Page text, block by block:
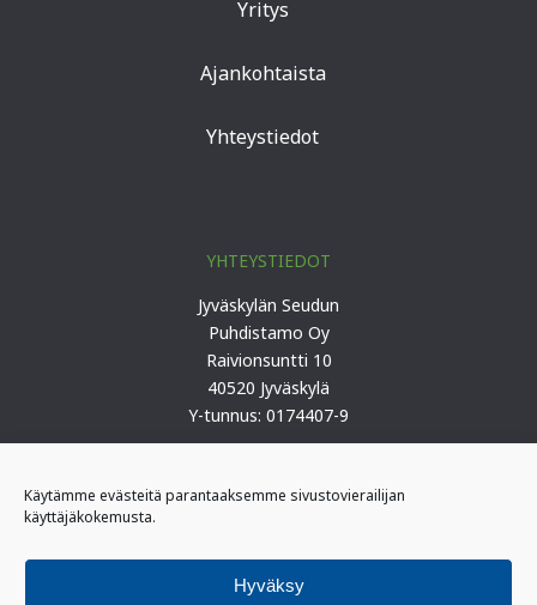
Käytämme evästeitä parantaaksemme sivustovierailijan
käyttäjäkokemusta.
Hyväksy
Yritys
Ajankohtaista
Yhteystiedot
YHTEYSTIEDOT
Jyväskylän Seudun
Puhdistamo Oy
Raivionsuntti 10
40520 Jyväskylä
Y-tunnus: 0174407-9
I-päivystäjä: 0400 406 340
(kiireelliset ilmoitukset)